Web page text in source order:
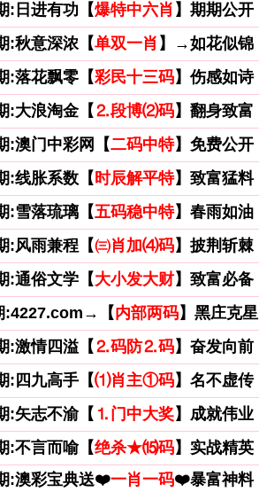
:日进有功【爆特中六肖 】期期公开
:秋意深浓【单双一肖 】→如花似锦
:落花飘零【彩民十三码】伤感如诗
:大浪淘金【 ⒉段博⑵码】翻身致富
:澳门中彩网【二码中特】免费公开
:线胀系数【时辰解平特】致富猛料
:雪落琉璃【五码稳中特】春雨如油
:风雨兼程【㈢肖加⑷码】披荆斩棘
:通俗文学【大小发大财】致富必备
:4227.com→【内部两码】黑庄克星
:激情四溢【 ⒉码防⒉码】奋发向前
:四九高手【⑴肖主①码】名不虚传
:矢志不渝【 ⒈门中大奖】成就伟业
:不言而喻【绝杀★⒂码】实战精英
:澳彩宝典送❤️一肖一码❤️暴富神料